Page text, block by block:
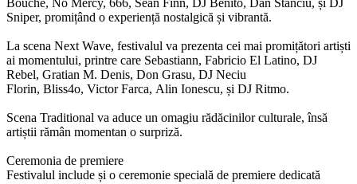
Sniper, promițând o experiență nostalgică și vibrantă.
La scena Next Wave, festivalul va prezenta cei mai promițători artiști
ai momentului, printre care Sebastiann, Fabricio El Latino, DJ
Rebel, Gratian M. Denis, Don Grasu, DJ Neciu
Florin, Bliss4o, Victor Farca, Alin Ionescu, și DJ Ritmo.
Scena Traditional va aduce un omagiu rădăcinilor culturale, însă
artiștii rămân momentan o surpriză.
Ceremonia de premiere
Festivalul include și o ceremonie specială de premiere dedicată